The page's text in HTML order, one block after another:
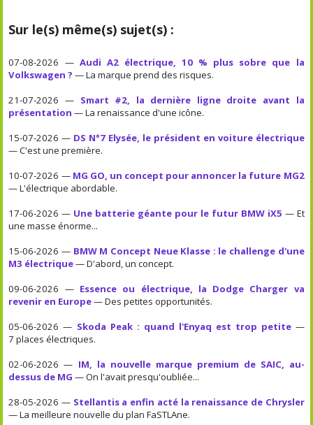
Sur le(s) même(s) sujet(s) :
07-08-2026 — Audi A2 électrique, 10 % plus sobre que la
Volkswagen ? — La marque prend des risques.
21-07-2026 — Smart #2, la dernière ligne droite avant la
présentation — La renaissance d'une icône.
15-07-2026 — DS N°7 Elysée, le président en voiture électrique
— C'est une première.
10-07-2026 — MG GO, un concept pour annoncer la future MG2
— L'électrique abordable.
17-06-2026 — Une batterie géante pour le futur BMW iX5 — Et
une masse énorme...
15-06-2026 — BMW M Concept Neue Klasse : le challenge d'une
M3 électrique— D'abord, un concept.
09-06-2026 — Essence ou électrique, la Dodge Charger va
revenir en Europe— Des petites opportunités.
05-06-2026 — Skoda Peak : quand l'Enyaq est trop petite—
7 places électriques.
02-06-2026 — IM, la nouvelle marque premium de SAIC, au-
dessus de MG — On l'avait presqu'oubliée...
28-05-2026 — Stellantis a enfin acté la renaissance de Chrysler
— La meilleure nouvelle du plan FaSTLAne.